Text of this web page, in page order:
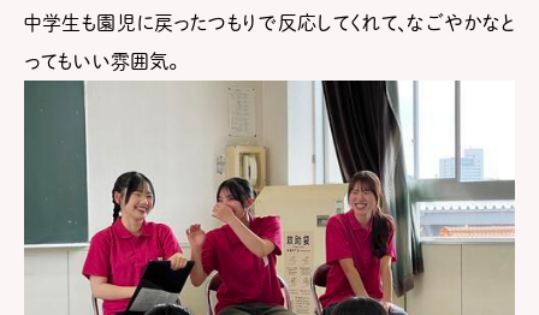
中学生も園児に戻ったつもりで反応してくれて、なごやかなと
ってもいい雰囲気。